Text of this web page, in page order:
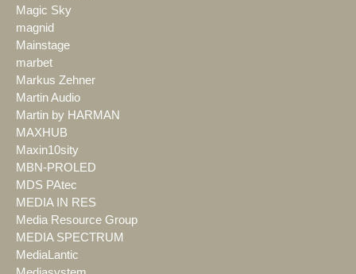
Magic Sky
magnid
Mainstage
marbet
Markus Zehner
Martin Audio
Martin by HARMAN
MAXHUB
Maxin10sity
MBN-PROLED
MDS PAtec
MEDIA IN RES
Media Resource Group
MEDIA SPECTRUM
MediaLantic